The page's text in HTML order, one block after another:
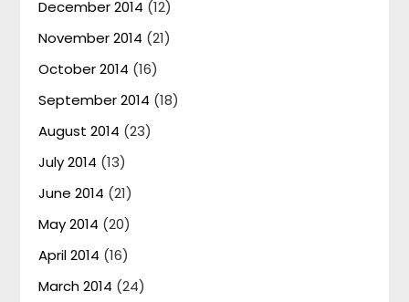
December 2014 (12)
November 2014 (21)
October 2014 (16)
September 2014 (18)
August 2014 (23)
July 2014 (13)
June 2014 (21)
May 2014 (20)
April 2014 (16)
March 2014 (24)